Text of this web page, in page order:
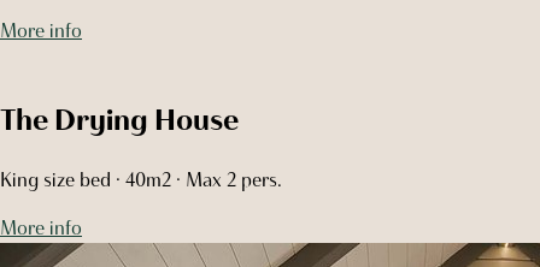
More info